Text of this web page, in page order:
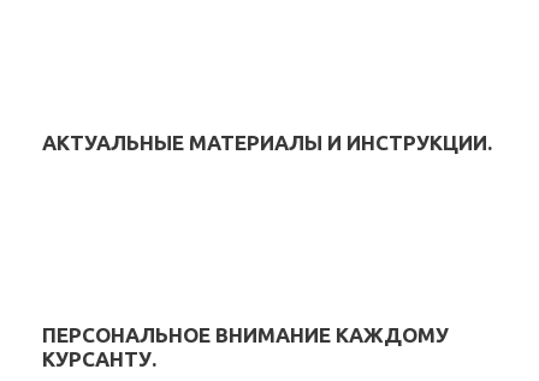
АКТУАЛЬНЫЕ МАТЕРИАЛЫ И ИНСТРУКЦИИ.
ПЕРСОНАЛЬНОЕ ВНИМАНИЕ КАЖДОМУ
КУРСАНТУ.